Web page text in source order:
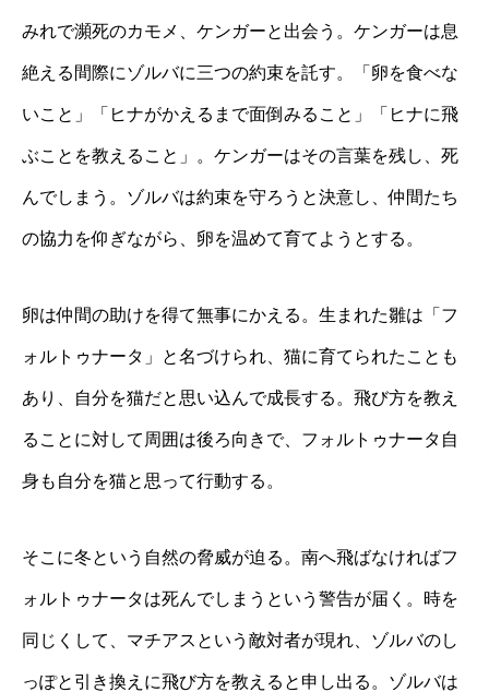
みれで瀕死のカモメ、ケンガーと出会う。ケンガーは息
絶える間際にゾルバに三つの約束を託す。「卵を食べな
いこと」「ヒナがかえるまで面倒みること」「ヒナに飛
ぶことを教えること」。ケンガーはその言葉を残し、死
んでしまう。ゾルバは約束を守ろうと決意し、仲間たち
の協力を仰ぎながら、卵を温めて育てようとする。
卵は仲間の助けを得て無事にかえる。生まれた雛は「フ
ォルトゥナータ」と名づけられ、猫に育てられたことも
あり、自分を猫だと思い込んで成長する。飛び方を教え
ることに対して周囲は後ろ向きで、フォルトゥナータ自
身も自分を猫と思って行動する。
そこに冬という自然の脅威が迫る。南へ飛ばなければフ
ォルトゥナータは死んでしまうという警告が届く。時を
同じくして、マチアスという敵対者が現れ、ゾルバのし
っぽと引き換えに飛び方を教えると申し出る。ゾルバは